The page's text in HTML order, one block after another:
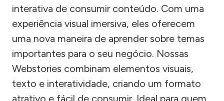
interativa de consumir conteúdo. Com uma
experiência visual imersiva, eles oferecem
uma nova maneira de aprender sobre temas
importantes para o seu negócio. Nossas
Webstories combinam elementos visuais,
texto e interatividade, criando um formato
atrativo e fácil de consumir. Ideal para quem